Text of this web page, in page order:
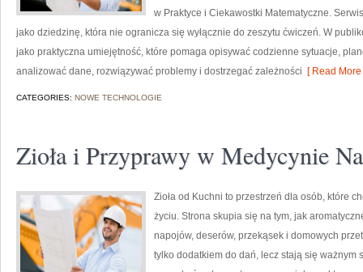
w Praktyce i Ciekawostki Matematyczne.
jako dziedzinę, która nie ogranicza się wyłącznie do zeszytu ćwiczeń. W
jako praktyczna umiejętność, które pomaga opisywać codzienne sytuacje,
analizować dane, rozwiązywać problemy i dostrzegać zależności [ Read More
CATEGORIES: NOWE TECHNOLOGIE
Zioła i Przyprawy w Medycynie
Zioła od Kuchni to przestrzeń dla osób, które
życiu. Strona skupia się na tym, jak
napojów, deserów, przekąsek i domowych
tylko dodatkiem do dań, lecz stają się ważnym